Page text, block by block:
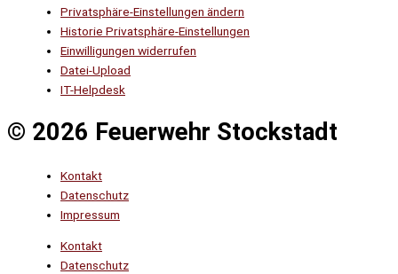
Privatsphäre-Einstellungen ändern
Historie Privatsphäre-Einstellungen
Einwilligungen widerrufen
Datei-Upload
IT-Helpdesk
© 2026 Feuerwehr Stockstadt
Kontakt
Datenschutz
Impressum
Kontakt
Datenschutz